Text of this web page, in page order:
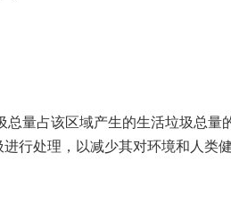
量占该区域产生的生活垃圾总量
行处理，以减少其对环境和人类